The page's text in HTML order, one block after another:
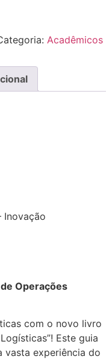
Acadêmicos
Inovação
Operações
com o novo livro
Este guia
vasta experiência do